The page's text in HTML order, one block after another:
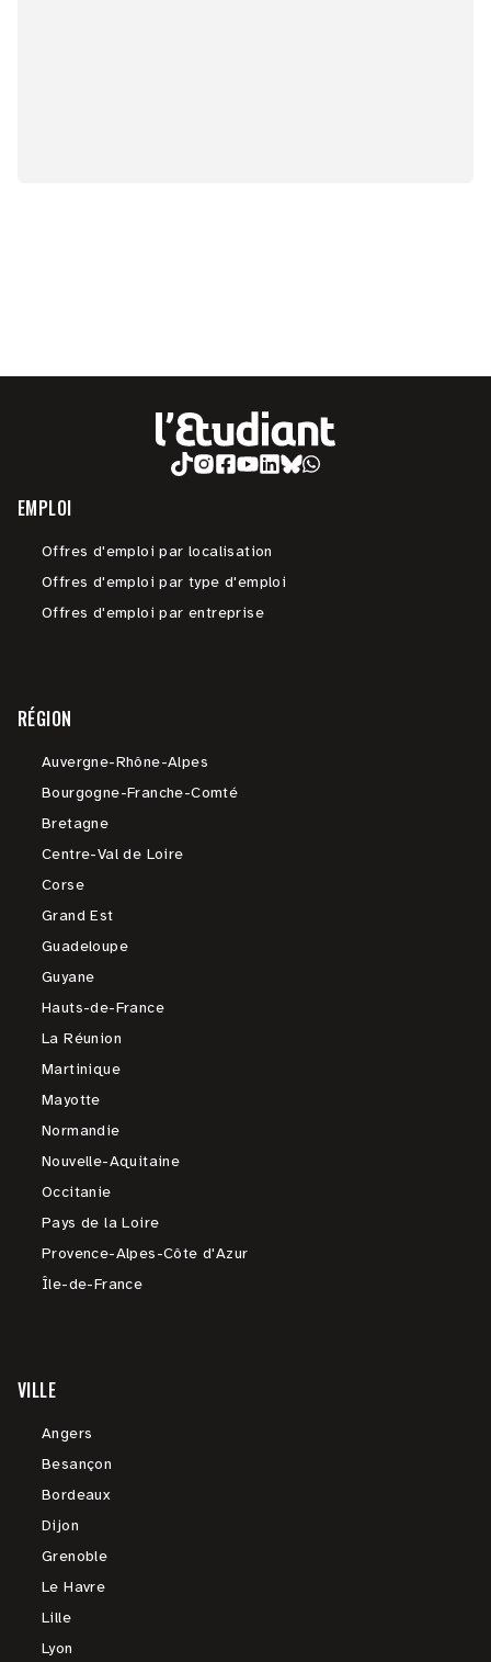
EMPLOI
Offres d'emploi par localisation
Offres d'emploi par type d'emploi
Offres d'emploi par entreprise
RÉGION
Auvergne-Rhône-Alpes
Bourgogne-Franche-Comté
Bretagne
Centre-Val de Loire
Corse
Grand Est
Guadeloupe
Guyane
Hauts-de-France
La Réunion
Martinique
Mayotte
Normandie
Nouvelle-Aquitaine
Occitanie
Pays de la Loire
Provence-Alpes-Côte d'Azur
Île-de-France
VILLE
Angers
Besançon
Bordeaux
Dijon
Grenoble
Le Havre
Lille
Lyon